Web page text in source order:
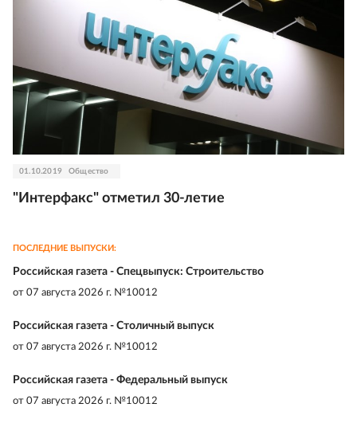
01.10.2019 Общество
"Интерфакс" отметил 30-летие
ПОСЛЕДНИЕ ВЫПУСКИ:
Российская газета - Спецвыпуск: Строительство
от 07 августа 2026 г. №10012
Российская газета - Столичный выпуск
от 07 августа 2026 г. №10012
Российская газета - Федеральный выпуск
от 07 августа 2026 г. №10012